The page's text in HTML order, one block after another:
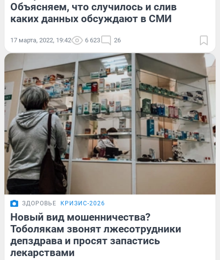
Объясняем, что случилось и слив
каких данных обсуждают в СМИ
17 марта, 2022, 19:42 6 623 26
ЗДОРОВЬЕ КРИЗИС-2026
Новый вид мошенничества?
Тоболякам звонят лжесотрудники
депздрава и просят запастись
лекарствами